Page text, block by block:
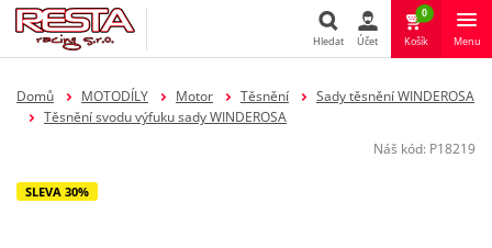
Hledat
Hledat Účet
0
Košík Menu
Domů MOTODÍLY Motor Těsnění
Sady těsnění WINDEROSA
Těsnění svodu výfuku sady WINDEROSA
Náš kód: P18219
SLEVA 30%